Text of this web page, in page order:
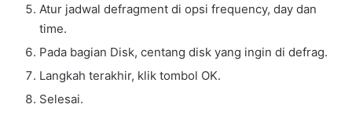
Atur jadwal defragment di opsi frequency, day dan
time.
Pada bagian Disk, centang disk yang ingin di defrag.
Langkah terakhir, klik tombol OK.
Selesai.